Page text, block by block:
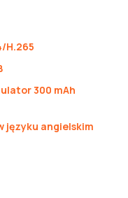
H.265
300 mAh
języku angielskim